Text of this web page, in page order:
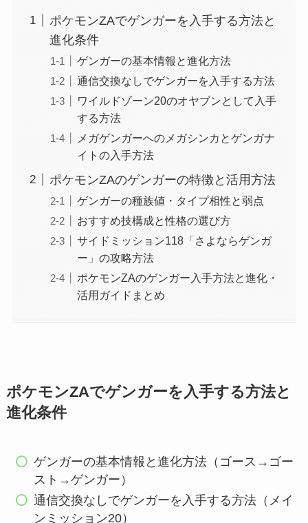
ポケモンZAでゲンガーを入手する方法と
進化条件
ゲンガーの基本情報と進化方法
通信交換なしでゲンガーを入手する方法
ワイルドゾーン20のオヤブンとして入手
する方法
メガゲンガーへのメガシンカとゲンガナ
イトの入手方法
ポケモンZAのゲンガーの特徴と活用方法
ゲンガーの種族値・タイプ相性と弱点
おすすめ技構成と性格の選び方
サイドミッション118「さよならゲンガ
ー」の攻略方法
ポケモンZAのゲンガー入手方法と進化・
活用ガイドまとめ
ポケモンZAでゲンガーを入手する方法と
進化条件
ゲンガーの基本情報と進化方法（ゴース→ゴー
スト→ゲンガー）
通信交換なしでゲンガーを入手する方法（メイ
ンミッション20）